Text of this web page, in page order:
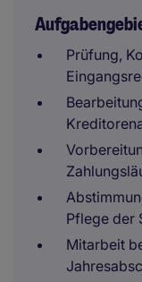
Prüfung,
Pflege der
Mitarbeit